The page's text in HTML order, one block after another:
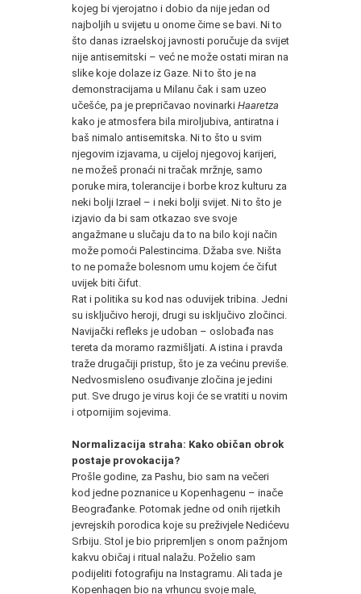
kojeg bi vjerojatno i dobio da nije jedan od
najboljih u svijetu u onome čime se bavi. Ni to
što danas izraelskoj javnosti poručuje da svijet
nije antisemitski – već ne može ostati miran na
slike koje dolaze iz Gaze. Ni to što je na
demonstracijama u Milanu čak i sam uzeo
učešće, pa je prepričavao novinarki Haaretza
kako je atmosfera bila miroljubiva, antiratna i
baš nimalo antisemitska. Ni to što u svim
njegovim izjavama, u cijeloj njegovoj karijeri,
ne možeš pronaći ni tračak mržnje, samo
poruke mira, tolerancije i borbe kroz kulturu za
neki bolji Izrael – i neki bolji svijet. Ni to što je
izjavio da bi sam otkazao sve svoje
angažmane u slučaju da to na bilo koji način
može pomoći Palestincima. Džaba sve. Ništa
to ne pomaže bolesnom umu kojem će čifut
uvijek biti čifut.
Rat i politika su kod nas oduvijek tribina. Jedni
su isključivo heroji, drugi su isključivo zločinci.
Navijački refleks je udoban – oslobađa nas
tereta da moramo razmišljati. A istina i pravda
traže drugačiji pristup, što je za većinu previše.
Nedvosmisleno osuđivanje zločina je jedini
put. Sve drugo je virus koji će se vratiti u novim
i otpornijim sojevima.
Normalizacija straha: Kako običan obrok
postaje provokacija?
Prošle godine, za Pashu, bio sam na večeri
kod jedne poznanice u Kopenhagenu – inače
Beograđanke. Potomak jedne od onih rijetkih
jevrejskih porodica koje su preživjele Nedićevu
Srbiju. Stol je bio pripremljen s onom pažnjom
kakvu običaj i ritual nalažu. Poželio sam
podijeliti fotografiju na Instagramu. Ali tada je
Kopenhagen bio na vrhuncu svoje male,